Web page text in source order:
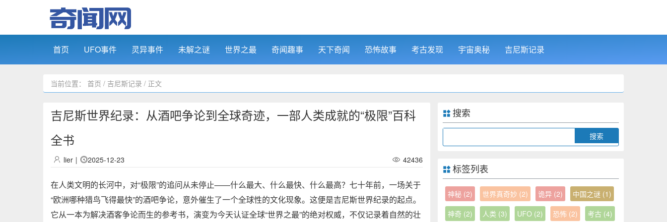
首页 UFO事件 灵异事件 未解之谜 世界之最 奇闻趣事 天下奇闻 恐怖故事 考古发现 宇宙奥秘 吉尼斯记录
当前位置： 首页 / 吉尼斯记录 / 正文
吉尼斯世界纪录：从酒吧争论到全球奇迹，一部人类成就的“极限”百科
全书
lier | 2025-12-23 42436
在人类文明的长河中，对“极限”的追问从未停止——什么最大、什么最快、什么最高？七十年前，一场关于
“欧洲哪种猎鸟飞得最快”的酒吧争论，意外催生了一个全球性的文化现象。这便是吉尼斯世界纪录的起点。
它从一本为解决酒客争论而生的参考书，演变为今天认证全球“世界之最”的绝对权威，不仅记录着自然的壮
搜索
标签列表
神秘 (2) 世界真奇妙 (2) 诡异 (2) 中国之谜 (1)
神奇 (2) 人类 (3) UFO (2) 恐怖 (2) 考古 (4)